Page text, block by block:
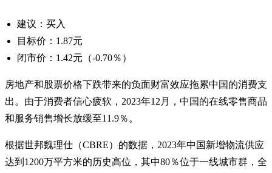
建议：买入
目标价：1.87元
闭市价：1.42元（-0.70％）
房地产和股票价格下跌带来的负面财富效应拖累中国的消费支
出。由于消费者信心疲软，2023年12月，中国的在线零售商品
和服务销售增长放缓至11.9％。
根据世邦魏理仕（CBRE）的数据，2023年中国新增物流供应
达到1200万平方米的历史高位，其中80％位于一线城市群，全